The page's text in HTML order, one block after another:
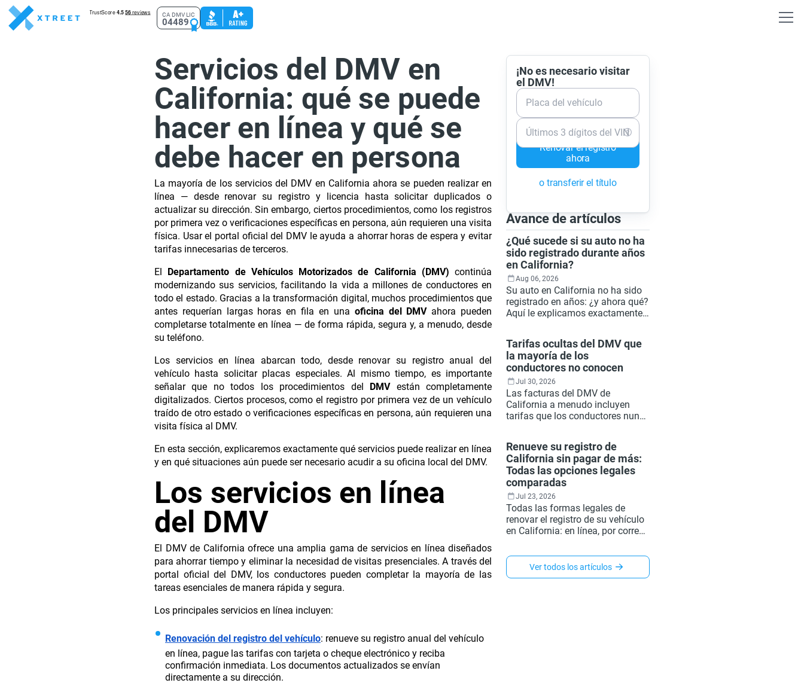
CA DMV LIC
04489
Servicios del DMV en
California: qué se puede
hacer en línea y qué se
debe hacer en persona
La mayoría de los servicios del DMV en California ahora se pueden realizar en
línea — desde renovar su registro y licencia hasta solicitar duplicados o
actualizar su dirección. Sin embargo, ciertos procedimientos, como los registros
por primera vez o verificaciones específicas en persona, aún requieren una visita
física. Usar el portal oficial del DMV le ayuda a ahorrar horas de espera y evitar
tarifas innecesarias de terceros.
El Departamento de Vehículos Motorizados de California (DMV) continúa
modernizando sus servicios, facilitando la vida a millones de conductores en
todo el estado. Gracias a la transformación digital, muchos procedimientos que
antes requerían largas horas en fila en una oficina del DMVahora pueden
completarse totalmente en línea — de forma rápida, segura y, a menudo, desde
su teléfono.
Los servicios en línea abarcan todo, desde renovar su registro anual del
vehículo hasta solicitar placas especiales. Al mismo tiempo, es importante
señalar que no todos los procedimientos del DMVestán completamente
digitalizados. Ciertos procesos, como el registro por primera vez de un vehículo
traído de otro estado o verificaciones específicas en persona, aún requieren una
visita física al DMV.
En esta sección, explicaremos exactamente qué servicios puede realizar en línea
y en qué situaciones aún puede ser necesario acudir a su oficina local del DMV.
Los servicios en línea
del DMV
El DMV de California ofrece una amplia gama de servicios en línea diseñados
para ahorrar tiempo y eliminar la necesidad de visitas presenciales. A través del
portal oficial del DMV, los conductores pueden completar la mayoría de las
tareas esenciales de manera rápida y segura.
Los principales servicios en línea incluyen:
Renovación del registro del vehículo: renueve su registro anual del vehículo
en línea, pague las tarifas con tarjeta o cheque electrónico y reciba
confirmación inmediata. Los documentos actualizados se envían
directamente a su dirección.
¡No es necesario visitar
el DMV!
Placa del vehículo
Últimos 3 dígitos del VIN
Renovar el registro
ahora
o transferir el título
Avance de artículos
¿Qué sucede si su auto no ha
sido registrado durante años
en California?
Aug 06, 2026
Su auto en California no ha sido
registrado en años: ¿y ahora qué?
Aquí le explicamos exactamente
estado legal y qué puede
gestionar Xtreet por usted en
línea.
Tarifas ocultas del DMV que
la mayoría de los
conductores no conocen
Jul 30, 2026
Las facturas del DMV de
California a menudo incluyen
tarifas que los conductores nunca
evitables si conoce las reglas.
Aquí tiene cada cargo oculto que
vale la pena conocer antes de su
próxima renovación.
Renueve su registro de
California sin pagar de más:
Todas las opciones legales
comparadas
Jul 23, 2026
Todas las formas legales de
renovar el registro de su vehículo
en California: en línea, por correo,
autorizado del DMV. Esto es lo
que realmente cuesta cada
opción, cuánto tarda y cuándo
Ver todos los artículos